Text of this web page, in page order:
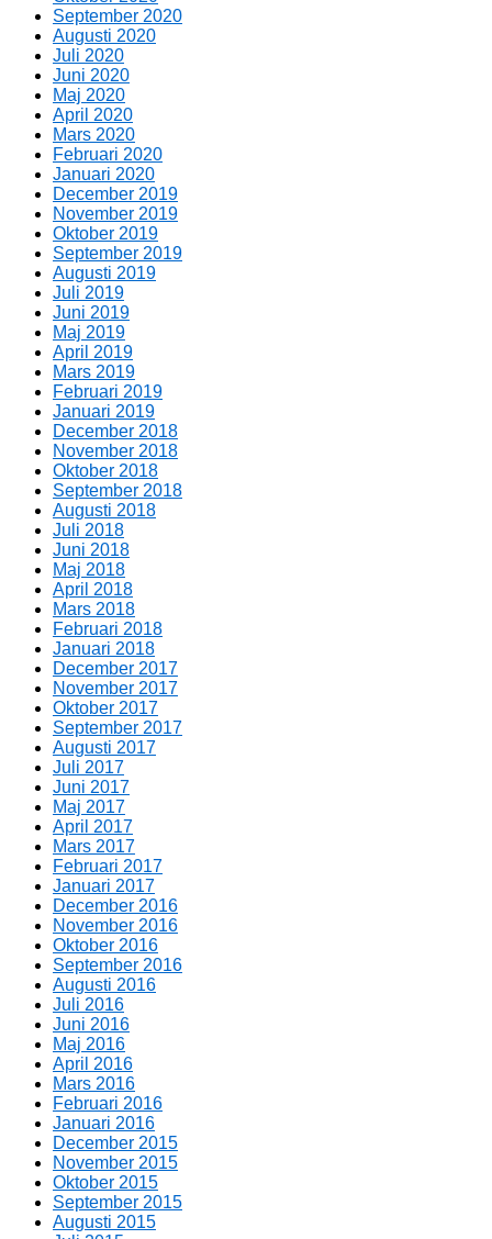
September 2020
Augusti 2020
Juli 2020
Juni 2020
Maj 2020
April 2020
Mars 2020
Februari 2020
Januari 2020
December 2019
November 2019
Oktober 2019
September 2019
Augusti 2019
Juli 2019
Juni 2019
Maj 2019
April 2019
Mars 2019
Februari 2019
Januari 2019
December 2018
November 2018
Oktober 2018
September 2018
Augusti 2018
Juli 2018
Juni 2018
Maj 2018
April 2018
Mars 2018
Februari 2018
Januari 2018
December 2017
November 2017
Oktober 2017
September 2017
Augusti 2017
Juli 2017
Juni 2017
Maj 2017
April 2017
Mars 2017
Februari 2017
Januari 2017
December 2016
November 2016
Oktober 2016
September 2016
Augusti 2016
Juli 2016
Juni 2016
Maj 2016
April 2016
Mars 2016
Februari 2016
Januari 2016
December 2015
November 2015
Oktober 2015
September 2015
Augusti 2015